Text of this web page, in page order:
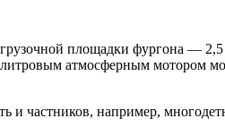
площадки фургона — 2,5
атмосферным мотором
и частников, например,